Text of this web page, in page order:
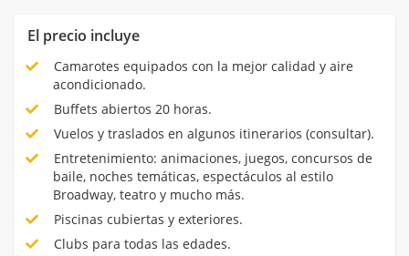
El precio incluye
Camarotes equipados con la mejor calidad y aire
acondicionado.
Buffets abiertos 20 horas.
Vuelos y traslados en algunos itinerarios (consultar).
Entretenimiento: animaciones, juegos, concursos de
baile, noches temáticas, espectáculos al estilo
Broadway, teatro y mucho más.
Piscinas cubiertas y exteriores.
Clubs para todas las edades.